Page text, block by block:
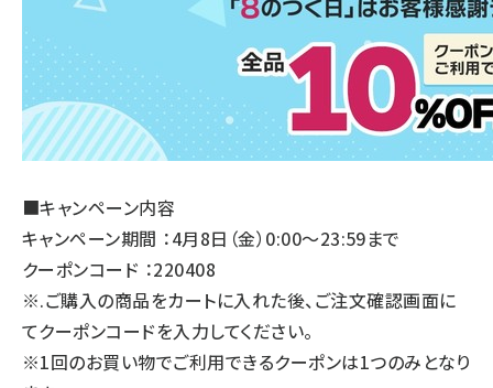
■キャンペーン内容
キャンペーン期間 ：4月8日（金）0:00～23:59まで
クーポンコード ：220408
※.ご購入の商品をカートに入れた後、ご注文確認画面に
てクーポンコードを入力してください。
※1回のお買い物でご利用できるクーポンは1つのみとなり